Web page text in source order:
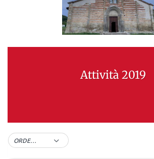
Attività 2019
ORDER BY DEFAULT